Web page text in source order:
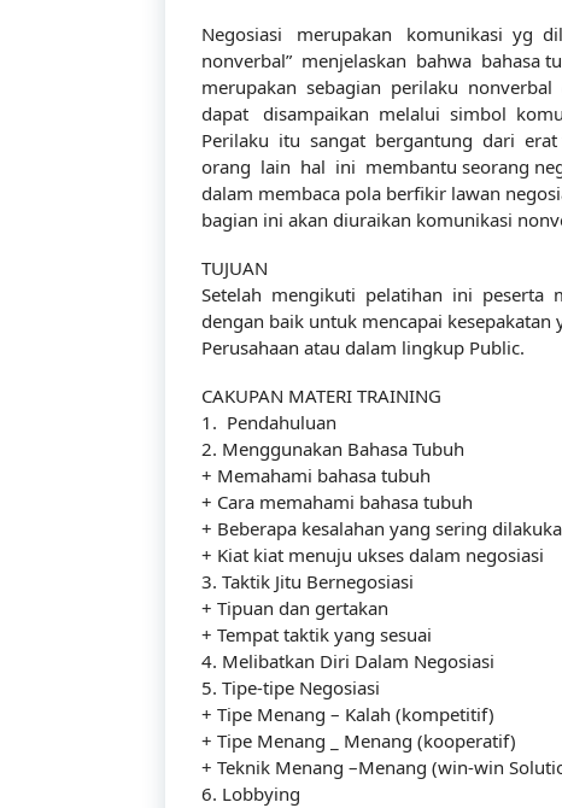
Negosiasi merupakan komunikasi yg
nonverbal” menjelaskan bahwa bahasa
merupakan sebagian perilaku
dapat disampaikan melalui simbol
Perilaku itu sangat bergantung dari erat
orang lain hal ini membantu seorang
dalam membaca pola berfikir lawan
bagian ini akan diuraikan komunikasi
TUJUAN
Setelah mengikuti pelatihan ini peserta
dengan baik untuk mencapai
Perusahaan atau dalam lingkup Public.
CAKUPAN MATERI TRAINING
1. Pendahuluan
2. Menggunakan Bahasa Tubuh
+ Memahami bahasa tubuh
+ Cara memahami bahasa tubuh
+ Beberapa kesalahan yang sering
+ Kiat kiat menuju ukses dalam negosiasi
3. Taktik Jitu Bernegosiasi
+ Tipuan dan gertakan
+ Tempat taktik yang sesuai
4. Melibatkan Diri Dalam Negosiasi
5. Tipe-tipe Negosiasi
+ Tipe Menang – Kalah (kompetitif)
+ Tipe Menang _ Menang (kooperatif)
+ Teknik Menang –Menang (win-win
6. Lobbying